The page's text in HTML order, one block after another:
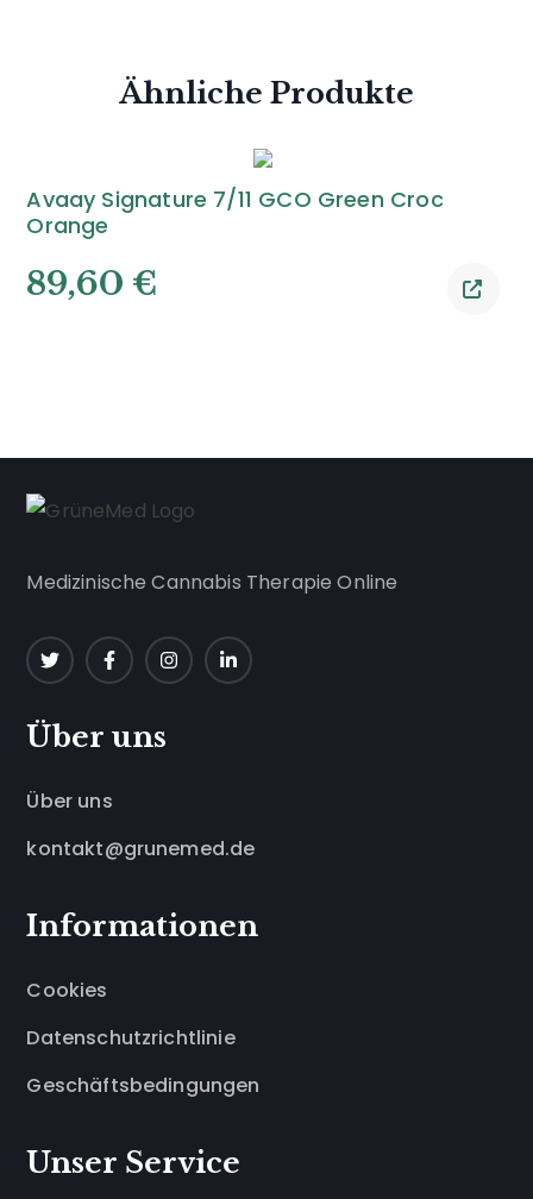
Ähnliche Produkte
Avaay Signature 7/11 GCO Green Croc
Orange
89,60 €
Medizinische Cannabis Therapie Online
Über uns
Über uns
kontakt@grunemed.de
Informationen
Cookies
Datenschutzrichtlinie
Geschäftsbedingungen
Unser Service